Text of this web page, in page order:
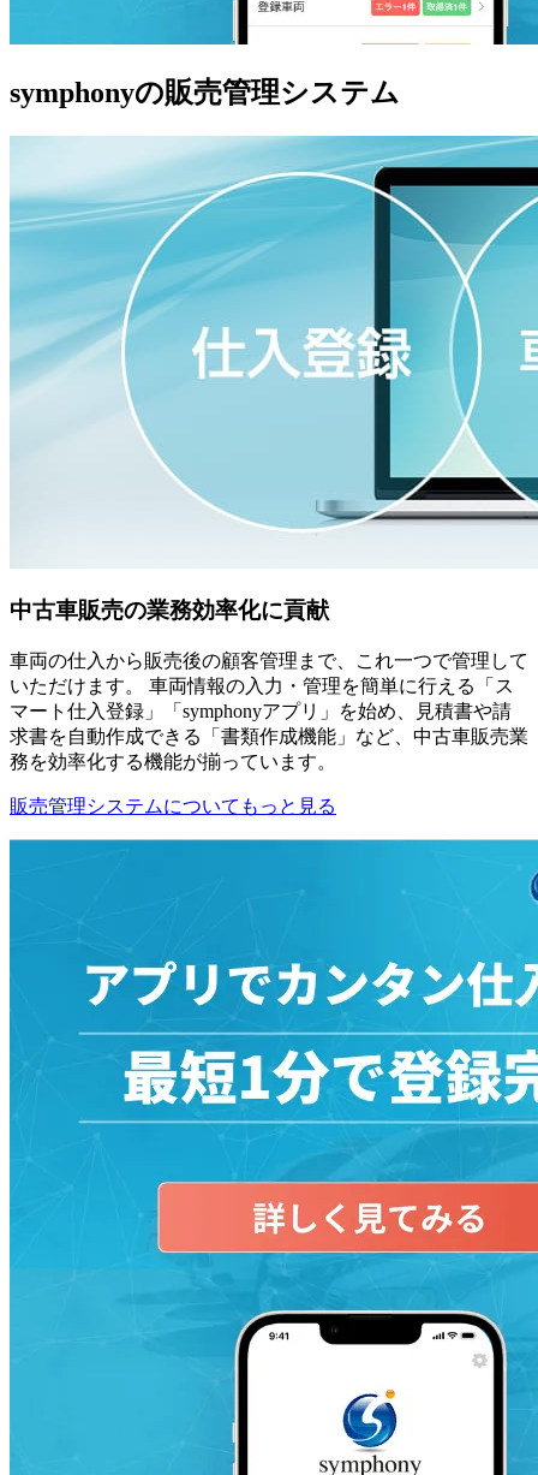
symphonyの販売管理システム
中古車販売の業務効率化に貢献
車両の仕入から販売後の顧客管理まで、これ一つで管理して
いただけます。 車両情報の入力・管理を簡単に行える「ス
マート仕入登録」「symphonyアプリ」を始め、見積書や請
求書を自動作成できる「書類作成機能」など、中古車販売業
務を効率化する機能が揃っています。
販売管理システムについてもっと見る